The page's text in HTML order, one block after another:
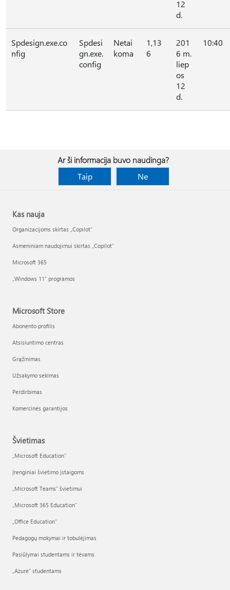
12
d.
Spdesign.exe.co
nfig
Spdesi
gn.exe.
config
Netai
koma
1,13
6
201
6 m.
liep
os
12
d.
10:40
Ar ši informacija buvo naudinga?
Taip
Ne
Kas nauja
Organizacijoms skirtas „Copilot“
Asmeniniam naudojimui skirtas „Copilot“
Microsoft 365
„Windows 11“ programos
Microsoft Store
Abonento profilis
Atsisiuntimo centras
Grąžinimas
Užsakymo sekimas
Perdirbimas
Komercinės garantijos
Švietimas
„Microsoft Education“
Įrenginiai švietimo įstaigoms
„Microsoft Teams“ švietimui
„Microsoft 365 Education“
„Office Education“
Pedagogų mokymai ir tobulėjimas
Pasiūlymai studentams ir tėvams
„Azure“ studentams